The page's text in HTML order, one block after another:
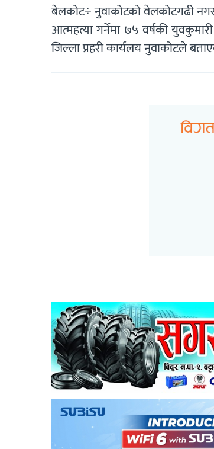
बेलकोट÷ नुवाकोटको वेलकोटगढी
आत्महत्या गर्नेमा ७५ वर्षकी
जिल्ला प्रहरी कार्यलय नुवाकोटले